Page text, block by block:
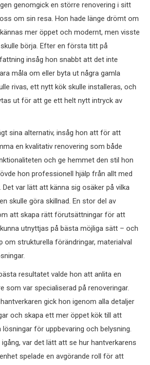
genomgick en större renovering i sitt
om sin resa. Hon hade länge drömt om
mer öppet och modernt, men visste
börja. Efter en första titt på
insåg hon snabbt att det inte
måla om eller byta ut några gamla
rivas, ett nytt kök skulle installeras, och
ut för att ge ett helt nytt intryck av
sina alternativ, insåg hon att för att
en kvalitativ renovering som både
och ge hemmet den stil hon
hon professionell hjälp från allt med
. Det var lätt att känna sig osäker på vilka
skulle göra skillnad. En stor del av
att skapa rätt förutsättningar för att
utnyttjas på bästa möjliga sätt – och
om strukturella förändringar, materialval
resultatet valde hon att anlita en
som var specialiserad på renoveringar.
gick hon igenom alla detaljer
och skapa ett mer öppet kök till att
för uppbevaring och belysning.
var det lätt att se hur hantverkarens
spelade en avgörande roll för att